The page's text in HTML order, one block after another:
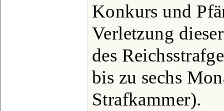
Konkurs und
Verletzung
des
bis zu sechs
Strafkammer).